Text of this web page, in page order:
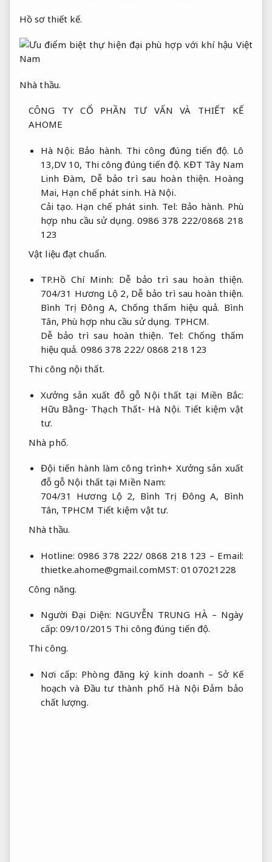
Hồ sơ thiết kế.
Nhà thầu.
CÔNG TY CỔ PHẦN TƯ VẤN VÀ THIẾT KẾ
AHOME
Hà Nội: Bảo hành. Thi công đúng tiến độ. Lô
13,DV 10, Thi công đúng tiến độ. KĐT Tây Nam
Linh Đàm, Dễ bảo trì sau hoàn thiện. Hoàng
Mai, Hạn chế phát sinh. Hà Nội.
Cải tạo. Hạn chế phát sinh. Tel: Bảo hành. Phù
hợp nhu cầu sử dụng. 0986 378 222/0868 218
123
Vật liệu đạt chuẩn.
TP.Hồ Chí Minh: Dễ bảo trì sau hoàn thiện.
704/31 Hương Lộ 2, Dễ bảo trì sau hoàn thiện.
Bình Trị Đông A, Chống thấm hiệu quả. Bình
Tân, Phù hợp nhu cầu sử dụng. TPHCM.
Dễ bảo trì sau hoàn thiện. Tel:Chống thấm
hiệu quả. 0986 378 222/ 0868 218 123
Thi công nội thất.
Xưởng sản xuất đỗ gỗ Nội thất tại Miền Bắc:
Hữu Bằng- Thạch Thất- Hà Nội. Tiết kiệm vật
tư.
Nhà phố.
Đội tiến hành làm công trình+ Xưởng sản xuất
đỗ gỗ Nội thất tại Miền Nam:
704/31 Hương Lộ 2, Bình Trị Đông A, Bình
Tân, TPHCM Tiết kiệm vật tư.
Nhà thầu.
Hotline: 0986 378 222/ 0868 218 123 – Email:
thietke.ahome@gmail.comMST: 0107021228
Công năng.
Người Đại Diện: NGUYỄN TRUNG HÀ – Ngày
cấp: 09/10/2015 Thi công đúng tiến độ.
Thi công.
Nơi cấp: Phòng đăng ký kinh doanh – Sở Kế
hoạch và Đầu tư thành phố Hà NộiĐảm bảo
chất lượng.